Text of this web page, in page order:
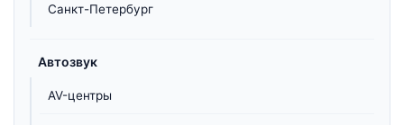
Санкт-Петербург
Автозвук
AV-центры